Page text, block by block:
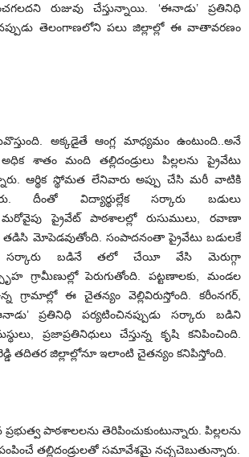
రుజువు చేస్తున్నాయి. ‘ఈనాడు’ ప్రతినిధి
తెలంగాణలోని పలు జిల్లాల్లో ఈ వాతావరణం
అక్కడైతే ఆంగ్ల మాధ్యమం ఉంటుంది..అనే
శాతం మంది తల్లిదండ్రులు పిల్లలను ప్రైవేటు
ఆర్థిక స్థోమత లేనివారు అప్పు చేసి మరీ వాటికి
దీంతో విద్యార్థుల్లేక సర్కారు బడులు
ప్రైవేట్‌ పాఠశాలల్లో రుసుములు, రవాణా
తడిసి మోపెడవుతోంది. సంపాదనంతా ప్రైవేటు బడులకే
సర్కారు బడినే తలో చేయీ వేసి మెరుగ్గా
గ్రామీణుల్లో పెరుగుతోంది. పట్టణాలకు, మండల
గ్రామాల్లో ఈ చైతన్యం వెల్లివిరుస్తోంది. కరీంనగర్‌,
ప్రతినిధి పర్యటించినప్పుడు సర్కారు బడిని
ప్రజాప్రతినిధులు చేస్తున్న కృషి కనిపించింది.
తదితర జిల్లాల్లోనూ ఇలాంటి చైతన్యం కనిపిస్తోంది.
పాఠశాలలను తెరిపించుకుంటున్నారు. పిల్లలను
తల్లిదండ్రులతో సమావేశమై నచ్చచెబుతున్నారు.